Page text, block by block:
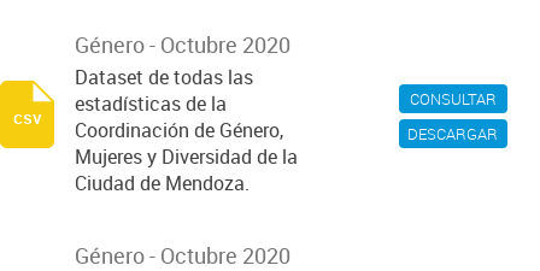
CONSULTAR
DESCARGAR
Género - Octubre 2020
Dataset de todas las
estadísticas de la
Coordinación de Género,
Mujeres y Diversidad de la
Ciudad de Mendoza.
csv
Género - Octubre 2020